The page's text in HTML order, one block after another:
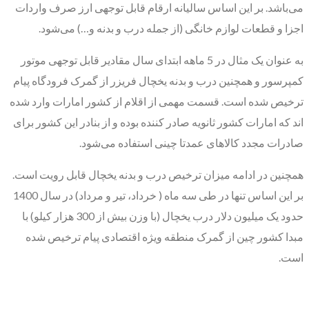
می‌باشد. بر این اساس سالیانه ارقام قابل توجهی ارز صرف واردات
اجزا و قطعات لوازم خانگی (از جمله درب و بدنه و…) می‌شود.
به عنوان یک مثال در 5 ماهه ابتدای سال مقادیر قابل توجهی موتور
کمپرسور و همچنین درب و بدنه یخچال فریزر از گمرک فرودگاه پیام
ترخیص شده است. قسمت مهمی از اقلام از کشور امارات وارد شده
اند که امارات کشور ثانویه صادر کننده بوده و از بنادر این کشور برای
صادرات مجدد کالاهای عمدتا چینی استفاده می‌شود.
همچنین در ادامه میزان ترخیص درب و بدنه یخچال قابل رویت است.
بر این اساس تنها در طی سه ماه ( خرداد، تیر و مرداد) در سال 1400
حدود یک میلیون دلار درب یخچال (با وزن بیش از 300 هزار کیلو) با
مبدا کشور چین از گمرک منطقه ویژه اقتصادی پیام ترخیص شده
است.